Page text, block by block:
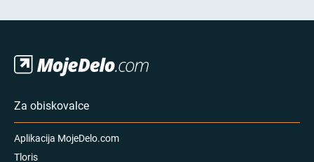
Za obiskovalce
Aplikacija MojeDelo.com
Tloris